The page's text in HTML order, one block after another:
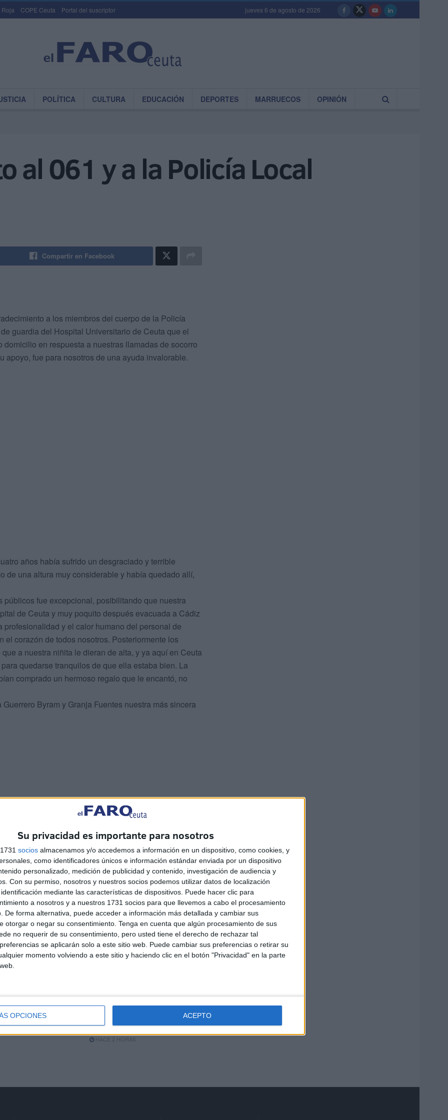
Su privacidad es importante para nosotros
socios almacenamos y/o accedemos a información en un dispositivo, como cookies, y
como identificadores únicos e información estándar enviada por un dispositivo
personalizado, medición de publicidad y contenido, investigación de audiencia y
Con su permiso, nosotros y nuestros socios podemos utilizar datos de localización
mediante las características de dispositivos. Puede hacer clic para
a nosotros y a nuestros 1731 socios para que llevemos a cabo el procesamiento
De forma alternativa, puede acceder a información más detallada y cambiar sus
otorgar o negar su consentimiento. Tenga en cuenta que algún procesamiento de sus
no requerir de su consentimiento, pero usted tiene el derecho de rechazar tal
se aplicarán solo a este sitio web. Puede cambiar sus preferencias o retirar su
momento volviendo a este sitio y haciendo clic en el botón "Privacidad" en la parte
OPCIONES ACEPTO
Roja COPE Ceuta Portal del suscriptor jueves 6 de agosto de 2026
POLÍTICA CULTURA EDUCACIÓN DEPORTES MARRUECOS OPINIÓN
al 061 y a la Policía Local
Compartir en Facebook
a los miembros del cuerpo de la Policía
guardia del Hospital Universitario de Ceuta que el
en respuesta a nuestras llamadas de socorro
fue para nosotros de una ayuda invalorable.
años había sufrido un desgraciado y terrible
de una altura muy considerable y había quedado allí,
fue excepcional, posibilitando que nuestra
de Ceuta y muy poquito después evacuada a Cádiz
y el calor humano del personal de
corazón de todos nosotros. Posteriormente los
a nuestra niñita le dieran de alta, y ya aquí en Ceuta
quedarse tranquilos de que ella estaba bien. La
comprado un hermoso regalo que le encantó, no
Byram y Granja Fuentes nuestra más sincera
Marruecos refuerza la
seguridad en Castillejos
para evitar nuevos intentos
de cruce hacia Ceuta
HACE 1 HORA
Ceuta no puede seguir
soportando en solitario una
situación que supera con
Vox pide excluir a Marruecos
del Mundial 2030 tras la
crisis fronteriza de Ceuta
HACE 2 HORAS